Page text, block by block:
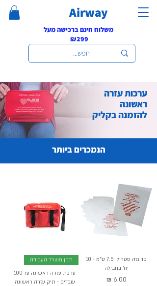
Airway
משלוח חינם ברכישה מעל
₪299
ערכות עזרה
ראשונה
להזמנה בקליק
הנמכרים ביותר
פד גזה סטרילי 7.5 ס״מ - 10
יח' בחבילה
מחיר
תקן משרד העבודה
ערכת עזרה ראשונה עד 100
עובדים - תיק עזרה ראשונה